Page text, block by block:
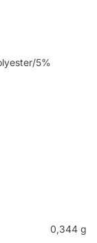
5%
0,344 g